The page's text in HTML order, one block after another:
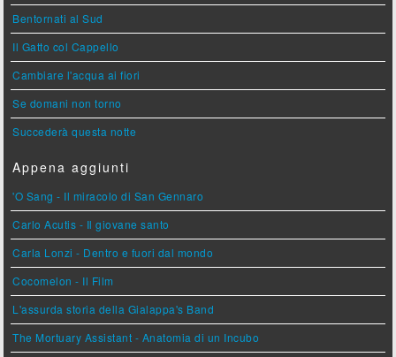
Bentornati al Sud
Il Gatto col Cappello
Cambiare l'acqua ai fiori
Se domani non torno
Succederà questa notte
Appena aggiunti
'O Sang - Il miracolo di San Gennaro
Carlo Acutis - Il giovane santo
Carla Lonzi - Dentro e fuori dal mondo
Cocomelon - Il Film
L'assurda storia della Gialappa's Band
The Mortuary Assistant - Anatomia di un Incubo